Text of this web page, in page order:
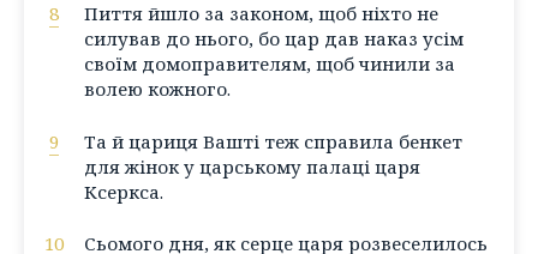
8
Пиття йшло за законом, щоб ніхто не
силував до нього, бо цар дав наказ усім
своїм домоправителям, щоб чинили за
волею кожного.
9
Та й цариця Вашті теж справила бенкет
для жінок у царському палаці царя
Ксеркса.
10
Сьомого дня, як серце царя розвеселилось